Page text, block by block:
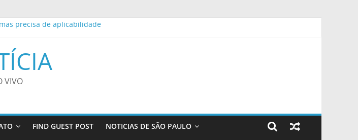
precisa de aplicabilidade
proteção às mulheres e entende que acolher é salvar vidas
Gnattali nesta sexta
qual estratégia pode gerar mais milhas, bônus e status no LATAM Pass
VIVO
FIND GUEST POST NOTICIAS DE SÃO PAULO